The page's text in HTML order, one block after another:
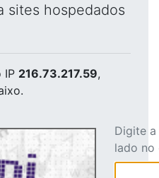
sites hospedados
IP 216.73.217.59,
Digite
lado no